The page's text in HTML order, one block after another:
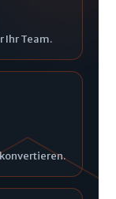
Ihr Team.